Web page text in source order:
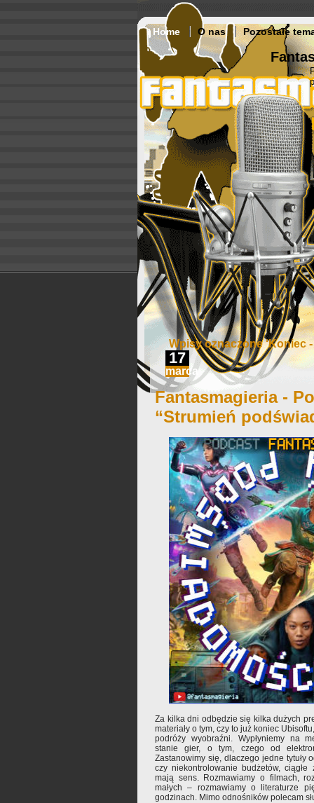
Home O nas Pozostałe
Wpisy oznaczone ‘Koniec
17
marca
Fantasmagieria -
“Strumień
Za kilka dni odbędzie się kilka dużych
materiały o tym, czy to już koniec
podróży wyobraźni. Wypłyniemy na
stanie gier, o tym, czego od
Zastanowimy się, dlaczego jedne tytuły
czy niekontrolowanie budżetów,
mają sens. Rozmawiamy o filmach,
małych – rozmawiamy o literaturze
godzinach. Mimo odnośników polecam